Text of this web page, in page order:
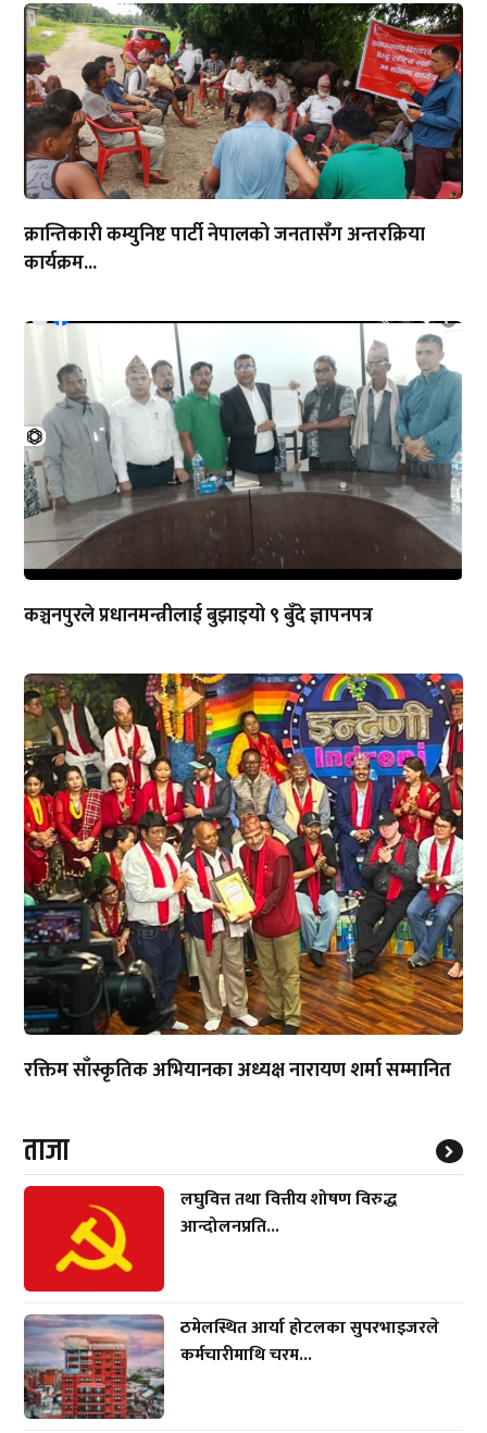
क्रान्तिकारी कम्युनिष्ट पार्टी नेपालको जनतासँग अन्तरक्रिया
कार्यक्रम...
कञ्चनपुरले प्रधानमन्त्रीलाई बुझाइयो ९ बुँदे ज्ञापनपत्र
रक्तिम साँस्कृतिक अभियानका अध्यक्ष नारायण शर्मा सम्मानित
ताजा
लघुवित्त तथा वित्तीय शोषण विरुद्ध
आन्दोलनप्रति...
ठमेलस्थित आर्या होटलका सुपरभाइजरले
कर्मचारीमाथि चरम...